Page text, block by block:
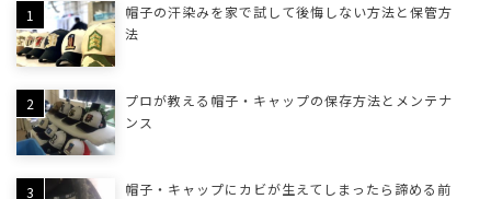
帽子の汗染みを家で試して後悔しない方法と保管方
法
プロが教える帽子・キャップの保存方法とメンテナ
ンス
帽子・キャップにカビが生えてしまったら諦める前